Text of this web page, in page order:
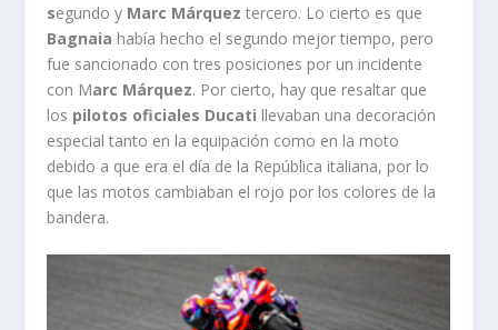
segundo y Marc Márqueztercero. Lo cierto es que
Bagnaia había hecho el segundo mejor tiempo, pero
fue sancionado con tres posiciones por un incidente
con Marc Márquez. Por cierto, hay que resaltar que
los pilotos oficiales Ducati llevaban una decoración
especial tanto en la equipación como en la moto
debido a que era el día de la República italiana, por lo
que las motos cambiaban el rojo por los colores de la
bandera.